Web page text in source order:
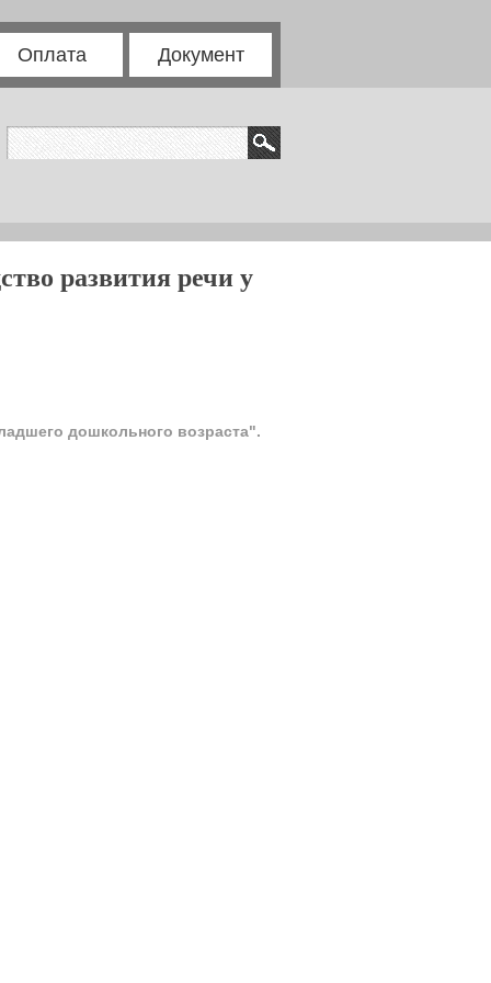
Оплата Документ
развития речи у
дошкольного возраста".